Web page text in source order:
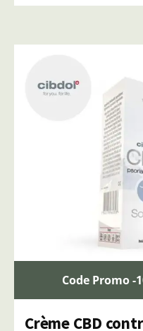
Code Promo -
Crème CBD